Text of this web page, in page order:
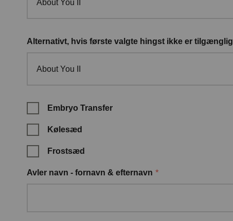
About You II
Alternativt, hvis første valgte hingst ikke er tilgænglig
About You II
Embryo Transfer
Kølesæd
Frostsæd
Avler navn - fornavn & efternavn *